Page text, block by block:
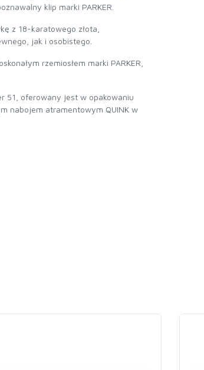
klip marki PARKER.
z 18-karatowego złota,
jak i osobistego.
rzemiosłem marki PARKER,
51, oferowany jest w opakowaniu
nabojem atramentowym QUINK w